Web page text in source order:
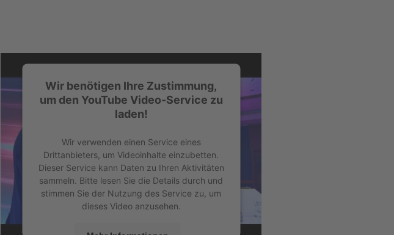
Wir benötigen Ihre Zustimmung,
um den YouTube Video-Service zu
laden!
Wir verwenden einen Service eines
Drittanbieters, um Videoinhalte einzubetten.
Dieser Service kann Daten zu Ihren Aktivitäten
sammeln. Bitte lesen Sie die Details durch und
stimmen Sie der Nutzung des Service zu, um
dieses Video anzusehen.